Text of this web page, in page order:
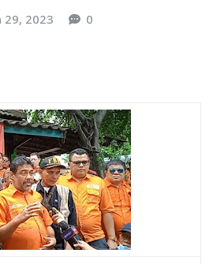
29, 2023 0